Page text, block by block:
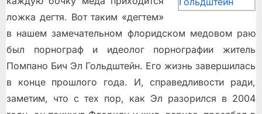
ложка дегтя. Вот таким «дегтем»
в нашем замечательном флоридском медовом раю
был порнограф и идеолог порнографии житель
Помпано Бич Эл Гольдштейн. Его жизнь завершилась
в конце прошлого года. И, справедливости ради,
заметим, что с тех пор, как Эл разорился в 2004